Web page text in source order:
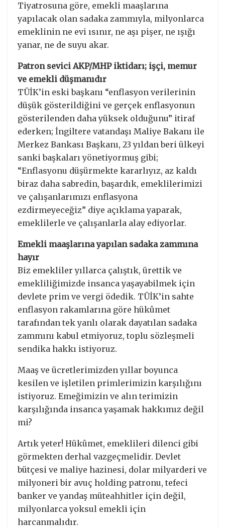
Tiyatrosuna göre, emekli maaşlarına
yapılacak olan sadaka zammıyla, milyonlarca
emeklinin ne evi ısınır, ne aşı pişer, ne ışığı
yanar, ne de suyu akar.
Patron sevici AKP/MHP iktidarı; işçi, memur
ve emekli düşmanıdır
TÜİK’in eski başkanı “enflasyon verilerinin
düşük gösterildiğini ve gerçek enflasyonun
gösterilenden daha yüksek olduğunu” itiraf
ederken; İngiltere vatandaşı Maliye Bakanı ile
Merkez Bankası Başkanı, 23 yıldan beri ülkeyi
sanki başkaları yönetiyormuş gibi;
“Enflasyonu düşürmekte kararlıyız, az kaldı
biraz daha sabredin, başardık, emeklilerimizi
ve çalışanlarımızı enflasyona
ezdirmeyeceğiz” diye açıklama yaparak,
emeklilerle ve çalışanlarla alay ediyorlar.
Emekli maaşlarına yapılan sadaka zammına
hayır
Biz emekliler yıllarca çalıştık, ürettik ve
emekliliğimizde insanca yaşayabilmek için
devlete prim ve vergi ödedik. TÜİK’in sahte
enflasyon rakamlarına göre hükûmet
tarafından tek yanlı olarak dayatılan sadaka
zammını kabul etmiyoruz, toplu sözleşmeli
sendika hakkı istiyoruz.
Maaş ve ücretlerimizden yıllar boyunca
kesilen ve işletilen primlerimizin karşılığını
istiyoruz. Emeğimizin ve alın terimizin
karşılığında insanca yaşamak hakkımız değil
mi?
Artık yeter! Hükûmet, emeklileri dilenci gibi
görmekten derhal vazgeçmelidir. Devlet
bütçesi ve maliye hazinesi, dolar milyarderi ve
milyoneri bir avuç holding patronu, tefeci
banker ve yandaş müteahhitler için değil,
milyonlarca yoksul emekli için
harcanmalıdır.